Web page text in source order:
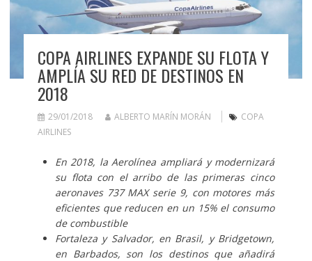
COPA AIRLINES EXPANDE SU FLOTA Y
AMPLÍA SU RED DE DESTINOS EN
2018
29/01/2018 ALBERTO MARÍN MORÁN
COPA
AIRLINES
En 2018, la Aerolínea ampliará y modernizará
su flota con el arribo de las primeras cinco
aeronaves 737 MAX serie 9, con motores más
eficientes que reducen en un 15% el consumo
de combustible
Fortaleza y Salvador, en Brasil, y Bridgetown,
en Barbados, son los destinos que añadirá